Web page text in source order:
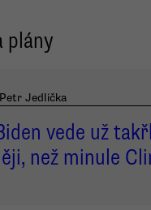
plány
Petr Jedlička
vede už
než minule